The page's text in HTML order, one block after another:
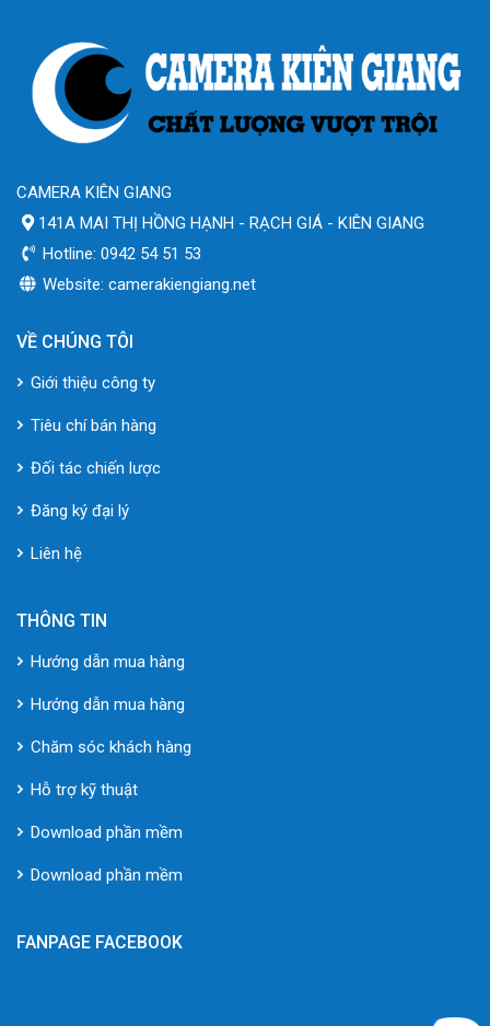
CAMERA KIÊN GIANG
141A MAI THỊ HỒNG HẠNH - RẠCH GIÁ - KIÊN GIANG
Hotline: 0942 54 51 53
Website: camerakiengiang.net
VỀ CHÚNG TÔI
Giới thiệu công ty
Tiêu chí bán hàng
Đối tác chiến lược
Đăng ký đại lý
Liên hệ
THÔNG TIN
Hướng dẫn mua hàng
Hướng dẫn mua hàng
Chăm sóc khách hàng
Hỗ trợ kỹ thuật
Download phần mềm
Download phần mềm
FANPAGE FACEBOOK